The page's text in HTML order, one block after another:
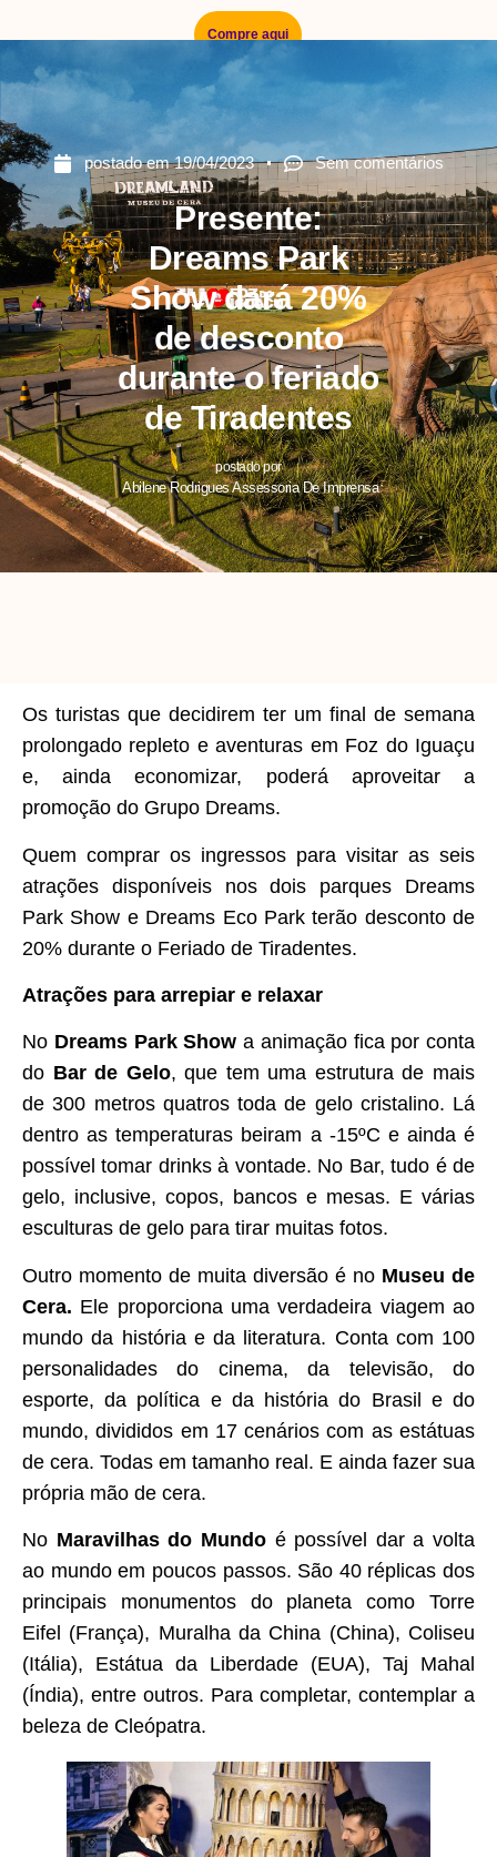
Compre aqui
postado em 19/04/2023 Sem comentários
Presente:
Dreams Park
Show dará 20%
de desconto
durante o feriado
de Tiradentes
postado por
Abilene Rodrigues Assessoria De Imprensa
Os turistas que decidirem ter um final de semana
prolongado repleto e aventuras em Foz do Iguaçu
e, ainda economizar, poderá aproveitar a
promoção do Grupo Dreams.
Quem comprar os ingressos para visitar as seis
atrações disponíveis nos dois parques Dreams
Park Show e Dreams Eco Park terão desconto de
20% durante o Feriado de Tiradentes.
Atrações para arrepiar e relaxar
No Dreams Park Show a animação fica por conta
do Bar de Gelo, que tem uma estrutura de mais
de 300 metros quatros toda de gelo cristalino. Lá
dentro as temperaturas beiram a -15ºC e ainda é
possível tomar drinks à vontade. No Bar, tudo é de
gelo, inclusive, copos, bancos e mesas. E várias
esculturas de gelo para tirar muitas fotos.
Outro momento de muita diversão é no Museu de
Cera. Ele proporciona uma verdadeira viagem ao
mundo da história e da literatura. Conta com 100
personalidades do cinema, da televisão, do
esporte, da política e da história do Brasil e do
mundo, divididos em 17 cenários com as estátuas
de cera. Todas em tamanho real. E ainda fazer sua
própria mão de cera.
No Maravilhas do Mundoé possível dar a volta
ao mundo em poucos passos. São 40 réplicas dos
principais monumentos do planeta como Torre
Eifel (França), Muralha da China (China), Coliseu
(Itália), Estátua da Liberdade (EUA), Taj Mahal
(Índia), entre outros. Para completar, contemplar a
beleza de Cleópatra.